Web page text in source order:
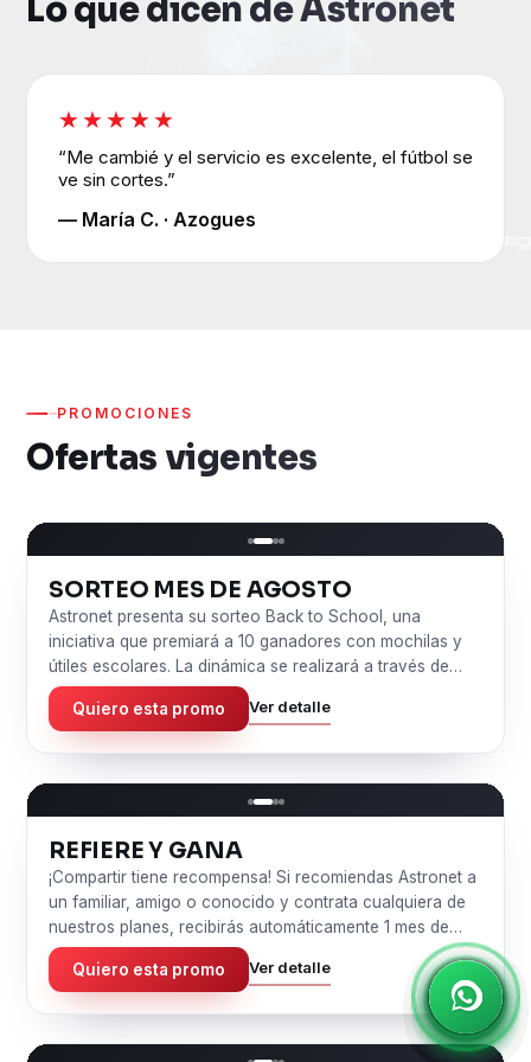
Lo que dicen de Astronet
★★★★★
“Me cambié y el servicio es excelente, el fútbol se
ve sin cortes.”
— María C. · Azogues
PROMOCIONES
Ofertas vigentes
SORTEO MES DE AGOSTO
Astronet presenta su sorteo Back to School, una
iniciativa que premiará a 10 ganadores con mochilas y
útiles escolares. La dinámica se realizará a través de
nuestras redes sociales oficiales: Facebook e Instagram.
Quiero esta promo
Ver detalle
REFIERE Y GANA
¡Compartir tiene recompensa! Si recomiendas Astronet a
un familiar, amigo o conocido y contrata cualquiera de
nuestros planes, recibirás automáticamente 1 mes de
servicio GRATIS. No importa el plan que tengas, tu
beneficio es el mismo: un mes de internet sin costo por
recomendar y disfruta de un internet de calidad pagando
Quiero esta promo Ver detalle